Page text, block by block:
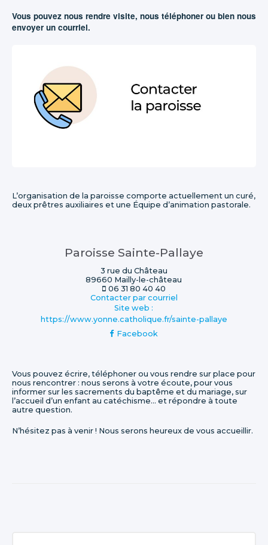
Vous pouvez nous rendre visite, nous téléphoner ou bien nous
envoyer un courriel.
L’organisation de la paroisse comporte actuellement un curé,
deux prêtres auxiliaires et une Équipe d’animation pastorale.
Paroisse Sainte-Pallaye
3 rue du Château
89660 Mailly-le-château
06 31 80 40 40
Contacter par courriel
Site web :
https://www.yonne.catholique.fr/sainte-pallaye
Facebook
Vous pouvez écrire, téléphoner ou vous rendre sur place pour
nous rencontrer : nous serons à votre écoute, pour vous
informer sur les sacrements du baptême et du mariage, sur
l’accueil d’un enfant au catéchisme... et répondre à toute
autre question.
N’hésitez pas à venir ! Nous serons heureux de vous accueillir.